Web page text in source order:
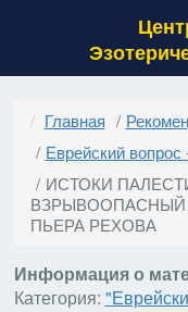
Главная
Еврейский вопрос
ИСТОКИ
ПЬЕРА РЕХОВА
Информация о
Категория: